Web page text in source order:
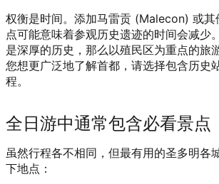
权衡是时间。添加马雷贡 (Malecon) 或其
点可能意味着参观历史遗迹的时间会减少
是深厚的历史，那么以殖民区为重点的旅
您想更广泛地了解首都，请选择包含历史
程。
全日游中通常包含必看景点
虽然行程各不相同，但最有用的圣多明各
下地点：